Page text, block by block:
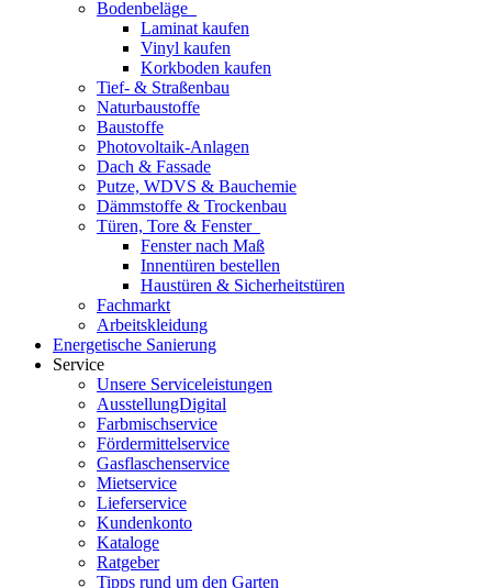
Bodenbeläge
Laminat kaufen
Vinyl kaufen
Korkboden kaufen
Tief- & Straßenbau
Naturbaustoffe
Baustoffe
Photovoltaik-Anlagen
Dach & Fassade
Putze, WDVS & Bauchemie
Dämmstoffe & Trockenbau
Türen, Tore & Fenster
Fenster nach Maß
Innentüren bestellen
Haustüren & Sicherheitstüren
Fachmarkt
Arbeitskleidung
Energetische Sanierung
Service
Unsere Serviceleistungen
AusstellungDigital
Farbmischservice
Fördermittelservice
Gasflaschenservice
Mietservice
Lieferservice
Kundenkonto
Kataloge
Ratgeber
Tipps rund um den Garten